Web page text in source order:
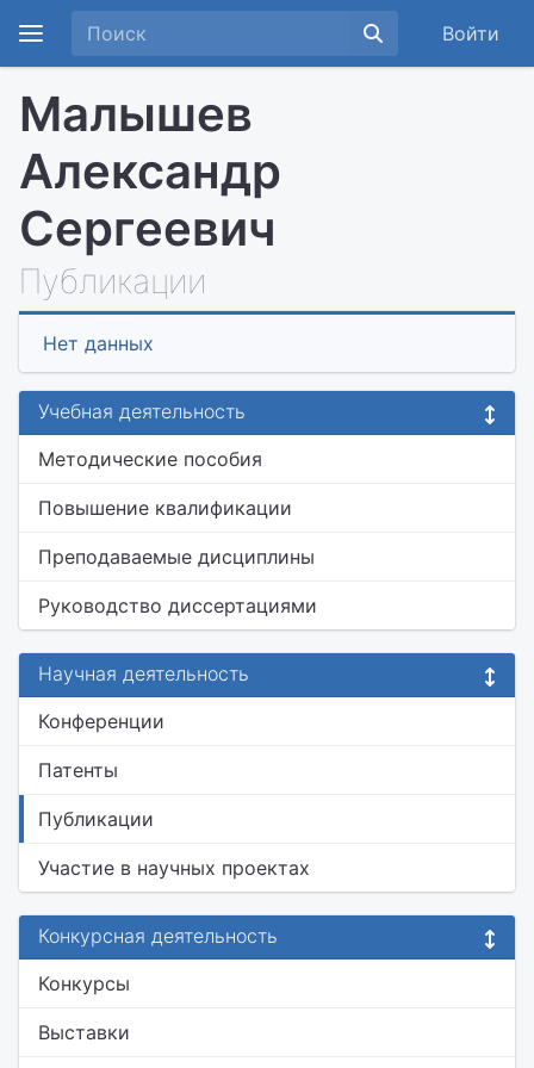
Войти
Малышев
Александр
Сергеевич
Публикации
Нет данных
Учебная деятельность
Методические пособия
Повышение квалификации
Преподаваемые дисциплины
Руководство диссертациями
Научная деятельность
Конференции
Патенты
Публикации
Участие в научных проектах
Конкурсная деятельность
Конкурсы
Выставки